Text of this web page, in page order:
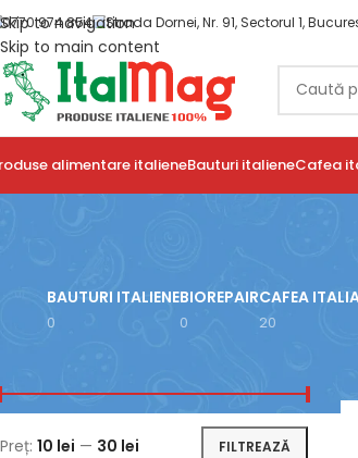
Skip to navigation
Skip to main content
0770 974 854 Strada Dornei, Nr. 91, Sectorul 1,
alimentare italieneBauturi italieneCafea
BAUTURI ITALIENE
0
BIOREPAIR
0
CAFEA
20
FILTREAZĂ
Preț: 10 lei — 30 lei